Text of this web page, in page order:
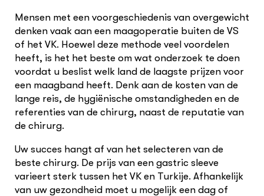
Mensen met een voorgeschiedenis van overgewicht
denken vaak aan een maagoperatie buiten de VS
of het VK. Hoewel deze methode veel voordelen
heeft, is het het beste om wat onderzoek te doen
voordat u beslist welk land de laagste prijzen voor
een maagband heeft. Denk aan de kosten van de
lange reis, de hygiënische omstandigheden en de
referenties van de chirurg, naast de reputatie van
de chirurg.
Uw succes hangt af van het selecteren van de
beste chirurg. De prijs van een gastric sleeve
varieert sterk tussen het VK en Turkije. Afhankelijk
van uw gezondheid moet u mogelijk een dag of